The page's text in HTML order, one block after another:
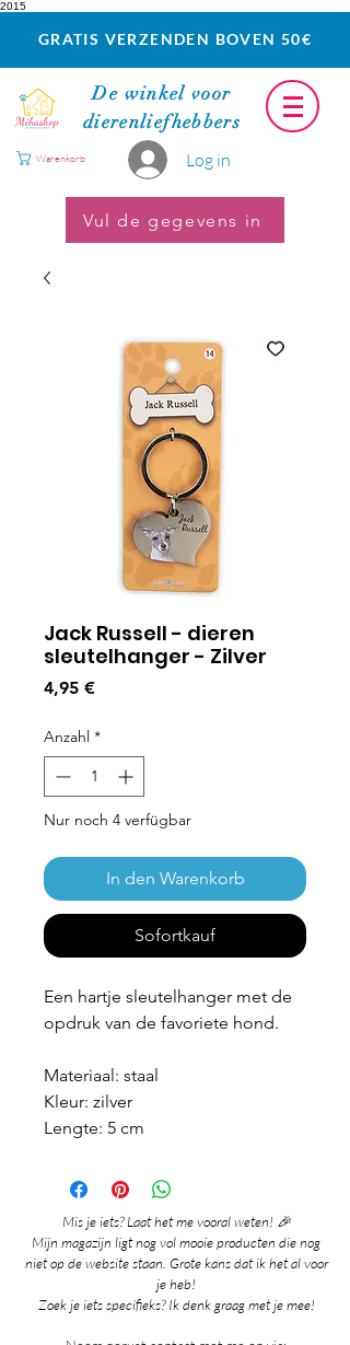
2015
GRATIS VERZENDEN BOVEN 50€
De winkel voor
dierenliefhebbers
Log in
Warenkorb
Vul de gegevens in
Jack Russell - dieren
sleutelhanger - Zilver
4,95 €Preis
Anzahl *
Nur noch 4 verfügbar
In den Warenkorb
Sofortkauf
Een hartje sleutelhanger met de
opdruk van de favoriete hond.
Materiaal: staal
Kleur: zilver
Lengte: 5 cm
Mis je iets? Laat het me vooral weten! 🎉
Mijn magazijn ligt nog vol mooie producten die nog
niet op de website staan. Grote kans dat ik het al voor
je heb!
Zoek je iets specifieks? Ik denk graag met je mee!